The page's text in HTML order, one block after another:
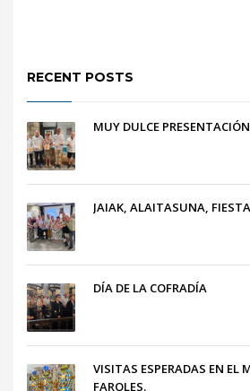
RECENT POSTS
MUY DULCE PRESENTACIÓN
JAIAK, ALAITASUNA,
DÍA DE LA COFRADÍA
VISITAS ESPERADAS EN EL
FAROLES.